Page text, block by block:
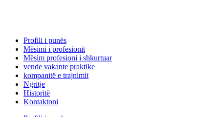
Profili i punës
Mësimi i profesionit
Mësim profesioni i shkurtuar
vende vakante praktike
kompanitë e trajnimit
Ngritje
Historitë
Kontaktoni